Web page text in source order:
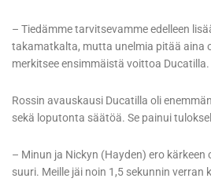
– Tiedämme tarvitsevamme edelleen
takamatkalta, mutta unelmia pitää aina
merkitsee ensimmäistä voittoa Ducatilla.
Rossin avauskausi Ducatilla oli
sekä loputonta säätöä. Se painui
– Minun ja Nickyn (Hayden) ero kärkeen
suuri. Meille jäi noin 1,5 sekunnin verran